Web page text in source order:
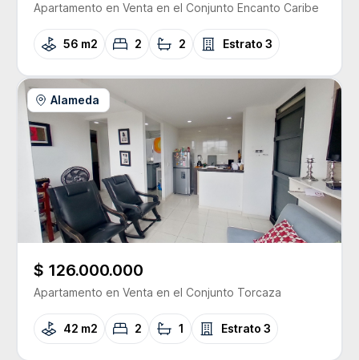
Apartamento en Venta en el Conjunto Encanto Caribe
56 m2 2 2 Estrato 3
Alameda
$ 126.000.000
Apartamento en Venta en el Conjunto Torcaza
42 m2 2 1 Estrato 3